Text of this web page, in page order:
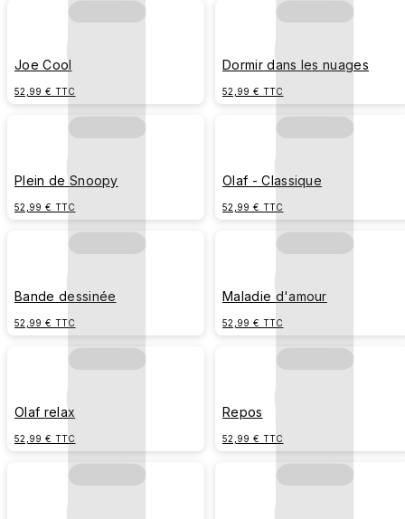
Joe Cool
52,99 € TTC
Dormir dans les nuages
52,99 € TTC
Plein de Snoopy
52,99 € TTC
Olaf - Classique
52,99 € TTC
Bande dessinée
52,99 € TTC
Maladie d'amour
52,99 € TTC
Olaf relax
52,99 € TTC
Repos
52,99 € TTC